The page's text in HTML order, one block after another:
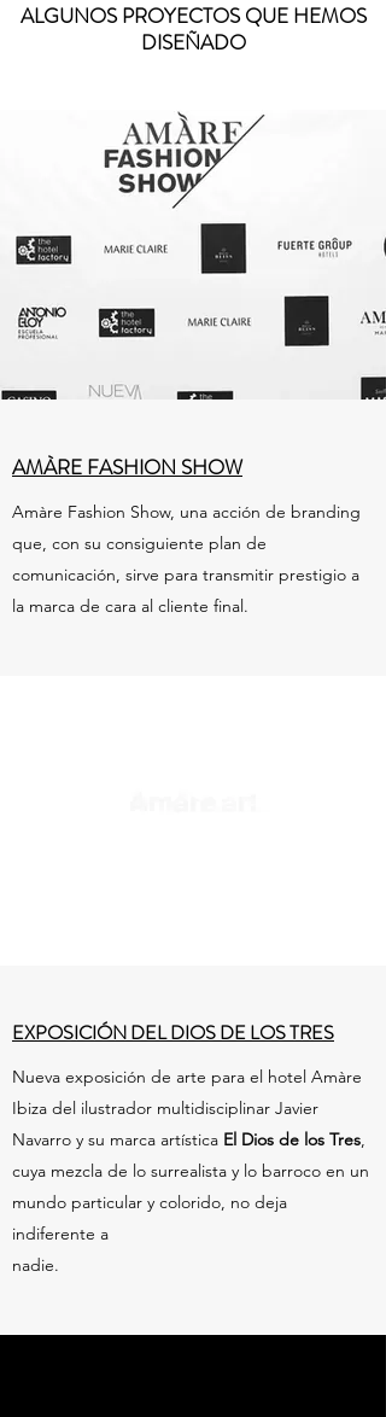
ALGUNOS PROYECTOS QUE HEMOS
DISEÑADO
AMÀRE FASHION SHOW
Amàre Fashion Show, una acción de branding
que, con su consiguiente plan de
comunicación, sirve para transmitir prestigio a
la marca de cara al cliente final.
EXPOSICIÓN DEL DIOS DE LOS TRES
Nueva exposición de arte para el hotel Amàre
Ibiza del ilustrador multidisciplinar Javier
Navarro y su marca artística El Dios de los Tres,
cuya mezcla de lo surrealista y lo barroco en un
mundo particular y colorido, no deja
indiferente a
nadie.